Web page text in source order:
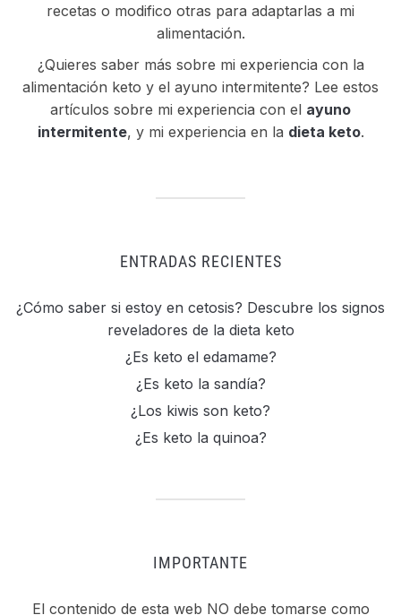
recetas o modifico otras para adaptarlas a mi
alimentación.
¿Quieres saber más sobre mi experiencia con la
alimentación keto y el ayuno intermitente? Lee estos
artículos sobre mi experiencia con el ayuno
intermitente, y mi experiencia en la dieta keto.
ENTRADAS RECIENTES
¿Cómo saber si estoy en cetosis? Descubre los signos
reveladores de la dieta keto
¿Es keto el edamame?
¿Es keto la sandía?
¿Los kiwis son keto?
¿Es keto la quinoa?
IMPORTANTE
El contenido de esta web NO debe tomarse como